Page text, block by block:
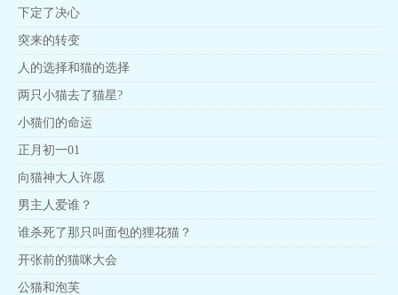
下定了决心
突来的转变
人的选择和猫的选择
两只小猫去了猫星?
小猫们的命运
正月初一01
向猫神大人许愿
男主人爱谁？
谁杀死了那只叫面包的狸花猫？
开张前的猫咪大会
公猫和泡芙